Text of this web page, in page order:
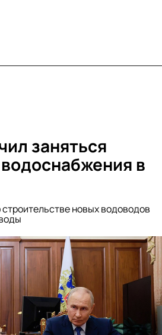
заняться
в
новых водоводов